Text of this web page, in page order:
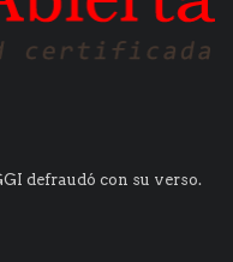
defraudó con su verso.